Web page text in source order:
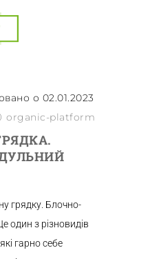
о 02.01.2023
organic-platform
грядку. Блочно-
один з різновидів
гарно себе